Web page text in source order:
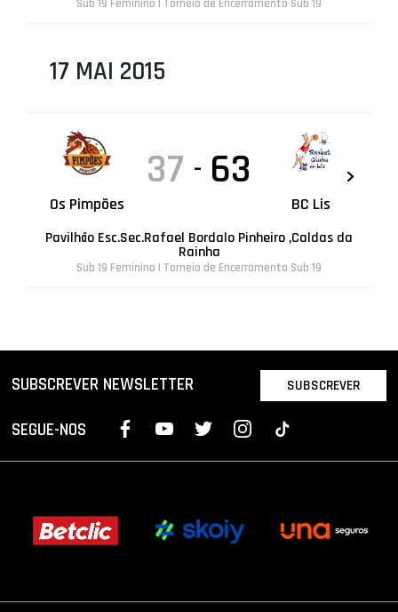
Sub 19 Feminino | Torneio de Encerramento Sub 19
17 MAI 2015
Os Pimpões
37 - 63
BC Lis
Pavilhão Esc.Sec.Rafael Bordalo Pinheiro ,Caldas da
Rainha
Sub 19 Feminino | Torneio de Encerramento Sub 19
SUBSCREVER NEWSLETTER SUBSCREVER
SEGUE-NOS